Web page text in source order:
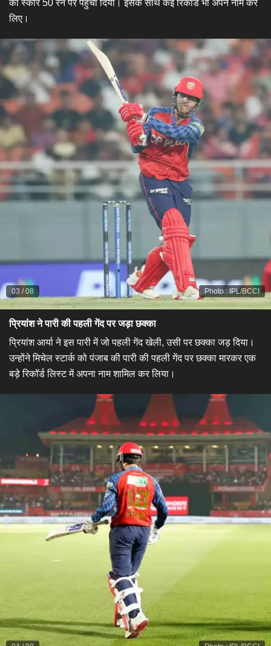
का स्कोर 50 रन पर पहुंचा दिया। इसके साथ कई रिकॉर्ड भी अपने नाम कर
लिए।
Photo: IPL/BCCI
03 /08
प्रियांश ने पारी की पहली गेंद पर जड़ा छक्का
प्रियांश आर्या ने इस पारी में जो पहली गेंद खेली, उसी पर छक्का जड़ दिया।
उन्होंने मिचेल स्टार्क को पंजाब की पारी की पहली गेंद पर छक्का मारकर एक
बड़े रिकॉर्ड लिस्ट में अपना नाम शामिल कर लिया।